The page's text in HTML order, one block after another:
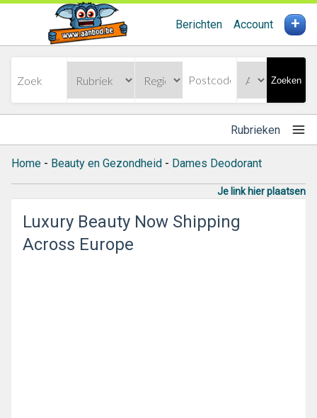
Berichten Account +
Zoeken
Rubrieken
Home - Beauty en Gezondheid - Dames Deodorant
Je link hier plaatsen
Luxury Beauty Now Shipping
Across Europe